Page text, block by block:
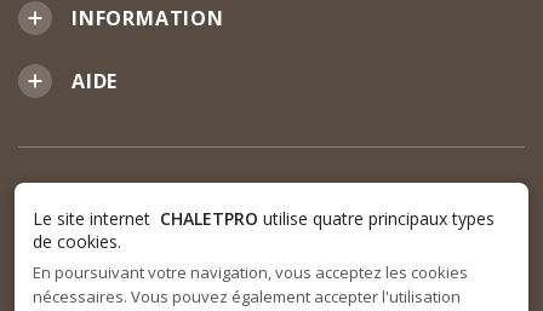
INFORMATION
AIDE
Le site internet CHALETPRO utilise quatre principaux types
de cookies.
En poursuivant votre navigation, vous acceptez les cookies
nécessaires. Vous pouvez également accepter l'utilisation